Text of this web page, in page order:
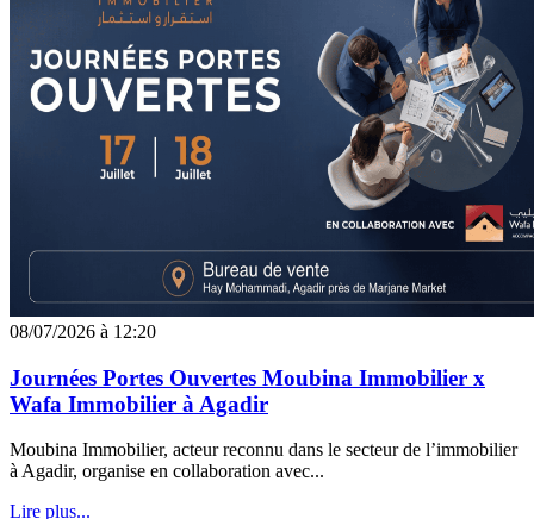
08/07/2026 à 12:20
Journées Portes Ouvertes Moubina Immobilier x
Wafa Immobilier à Agadir
Moubina Immobilier, acteur reconnu dans le secteur de l’immobilier
à Agadir, organise en collaboration avec...
Lire plus...